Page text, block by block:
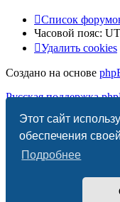
Этот сайт
обеспечения
Подробнее
Список
Часовой пояс:
Удалить cookies
Создано на основе
Русская поддержка
Конфиденциальность |